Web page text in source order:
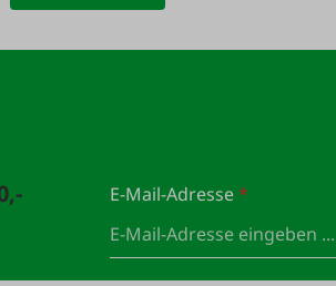
E-Mail-Adresse*